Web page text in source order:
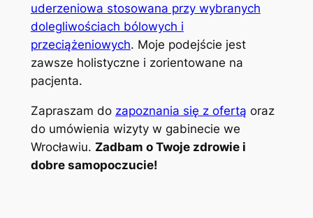
uderzeniowa stosowana przy wybranych
dolegliwościach bólowych i
przeciążeniowych. Moje podejście jest
zawsze holistyczne i zorientowane na
pacjenta.
Zapraszam do zapoznania się z ofertą oraz
do umówienia wizyty w gabinecie we
Wrocławiu. Zadbam o Twoje zdrowie i
dobre samopoczucie!